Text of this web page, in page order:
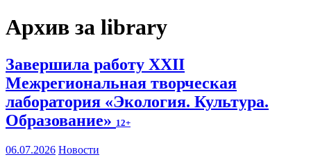
Архив за library
Завершила работу XXII
Межрегиональная творческая
лаборатория «Экология. Культура.
Образование» 12+
06.07.2026 Новости